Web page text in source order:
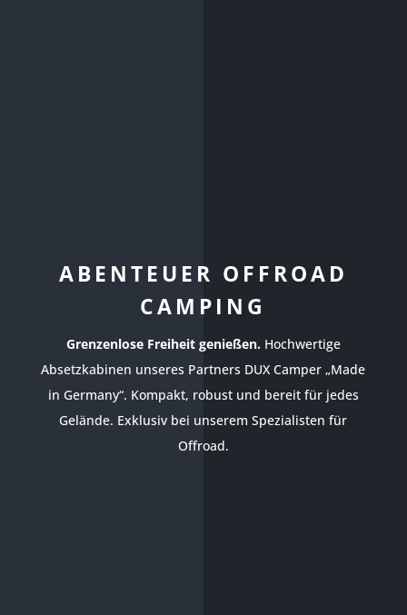
ABENTEUER OFFROAD
CAMPING
Grenzenlose Freiheit genießen.Hochwertige
Absetzkabinen unseres Partners DUX Camper „Made
in Germany“. Kompakt, robust und bereit für jedes
Gelände. Exklusiv bei unserem Spezialisten für
Offroad.